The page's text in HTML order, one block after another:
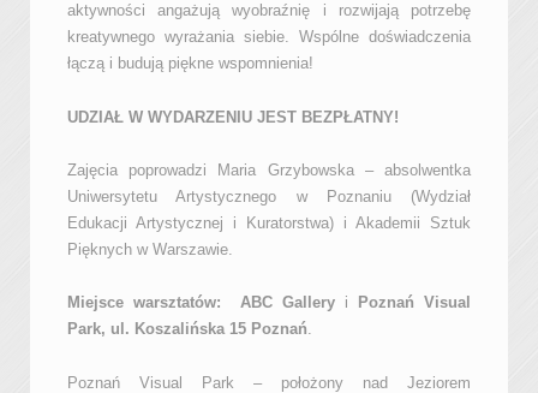
aktywności angażują wyobraźnię i rozwijają potrzebę
kreatywnego wyrażania siebie. Wspólne doświadczenia
łączą i budują piękne wspomnienia!
UDZIAŁ W WYDARZENIU JEST BEZPŁATNY!
Zajęcia poprowadzi Maria Grzybowska – absolwentka
Uniwersytetu Artystycznego w Poznaniu (Wydział
Edukacji Artystycznej i Kuratorstwa) i Akademii Sztuk
Pięknych w Warszawie.
Miejsce warsztatów: ABC Gallery i
Poznań Visual
Park, ul. Koszalińska 15 Poznań
Poznań Visual Park – położony nad Jeziorem